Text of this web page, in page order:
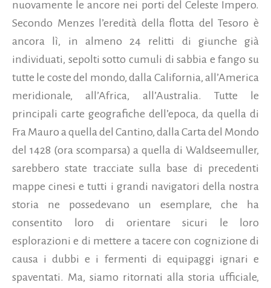
nuovamente le ancore nei porti del Celeste Impero.
Secondo Menzes l’eredità della flotta del Tesoro è
ancora lì, in almeno 24 relitti di giunche già
individuati, sepolti sotto cumuli di sabbia e fango su
tutte le coste del mondo, dalla California, all’America
meridionale, all’Africa, all’Australia. Tutte le
principali carte geografiche dell’epoca, da quella di
Fra Mauro a quella del Cantino, dalla Carta del Mondo
del 1428 (ora scomparsa) a quella di Waldseemuller,
sarebbero state tracciate sulla base di precedenti
mappe cinesi e tutti i grandi navigatori della nostra
storia ne possedevano un esemplare, che ha
consentito loro di orientare sicuri le loro
esplorazioni e di mettere a tacere con cognizione di
causa i dubbi e i fermenti di equipaggi ignari e
spaventati. Ma, siamo ritornati alla storia ufficiale,